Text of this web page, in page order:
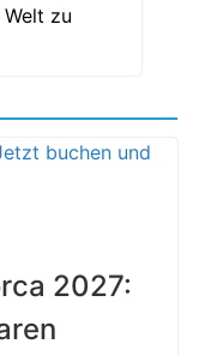
zu
2027: